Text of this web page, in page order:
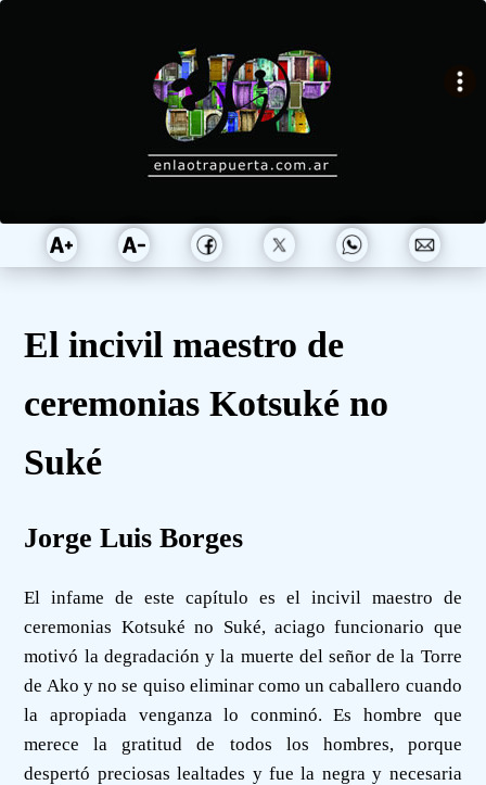
El incivil maestro de
ceremonias Kotsuké no
Suké
Jorge Luis Borges
El infame de este capítulo es el incivil maestro de
ceremonias Kotsuké no Suké, aciago funcionario que
motivó la degradación y la muerte del señor de la Torre
de Ako y no se quiso eliminar como un caballero cuando
la apropiada venganza lo conminó. Es hombre que
merece la gratitud de todos los hombres, porque
despertó preciosas lealtades y fue la negra y necesaria